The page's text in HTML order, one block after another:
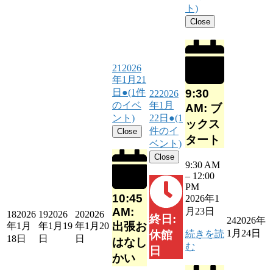
182026
年1月
18日
192026
年1月19
日
202026
年1月20
日
21 2026
年1月21
日 ●(1件
のイベ
ント)
Close
10:45
AM:
出張お
はなし
かい
222026
年1月
22日 ●(1
件のイ
ベント)
Close
終日:
休館
日
ト)
Close
9:30
AM: ブ
ックス
タート
9:30 AM
– 12:00
PM
2026年1
月23日
続きを読
む
242026年
1月24日